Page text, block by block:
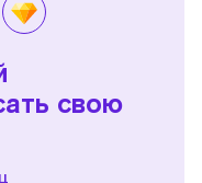
свою